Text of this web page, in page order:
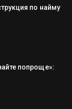
по найму
попроще»: